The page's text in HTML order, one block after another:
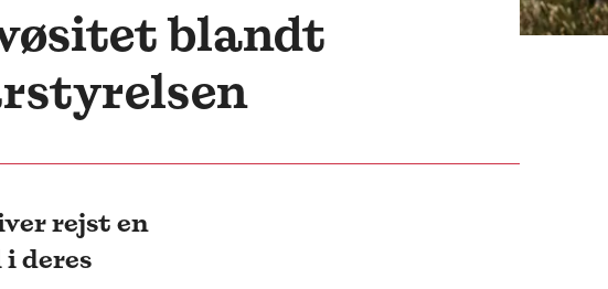
blandt
rejst en
deres